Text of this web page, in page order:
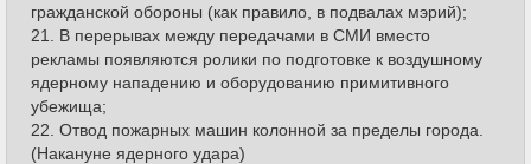
гражданской обороны (как правило, в подвалах мэрий);
21. В перерывах между передачами в СМИ вместо
рекламы появляются ролики по подготовке к воздушному
ядерному нападению и оборудованию примитивного
убежища;
22. Отвод пожарных машин колонной за пределы города.
(Накануне ядерного удара)